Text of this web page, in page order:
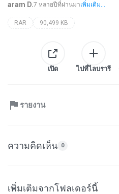
aram D.7 หลายปีที่ผ่านมาเพิ่มเติม...
RAR 90,499 KB
เปิด ไปที่ไลบรารี
รายงาน
ความคิดเห็น 0
เพิ่มเติมจากโฟลเดอร์นี้